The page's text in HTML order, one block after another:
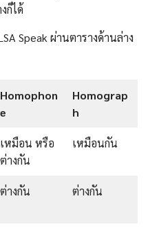
ก็ได้
Speak ผ่านตารางด้านล่าง
Homophon
e
Homograp
h
เหมือน หรือ
ต่างกัน
เหมือนกัน
ต่างกัน ต่างกัน